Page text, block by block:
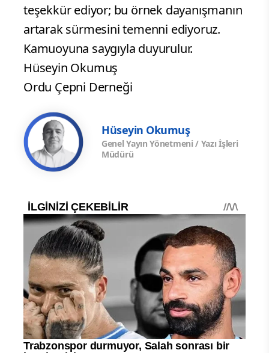
teşekkür ediyor; bu örnek dayanışmanın
artarak sürmesini temenni ediyoruz.
Kamuoyuna saygıyla duyurulur.
Hüseyin Okumuş
Ordu Çepni Derneği
Hüseyin Okumuş
Genel Yayın Yönetmeni / Yazı İşleri
Müdürü